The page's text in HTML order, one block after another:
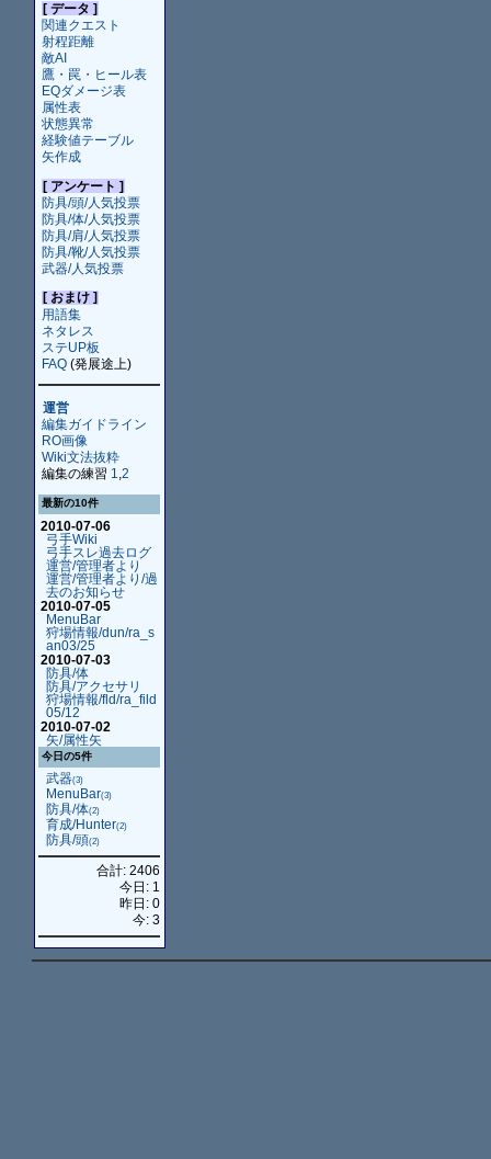
[ データ ]
関連クエスト
射程距離
敵AI
鷹・罠・ヒール表
EQダメージ表
属性表
状態異常
経験値テーブル
矢作成
[ アンケート ]
防具/頭/人気投票
防具/体/人気投票
防具/肩/人気投票
防具/靴/人気投票
武器/人気投票
[ おまけ ]
用語集
ネタレス
ステUP板
FAQ(発展途上)
運営
編集ガイドライン
RO画像
Wiki文法抜粋
編集の練習 1 2
最新の10件
2010-07-06
弓手Wiki
弓手スレ過去ログ
運営/管理者より
運営/管理者より/過
去のお知らせ
2010-07-05
MenuBar
狩場情報/dun/ra_s
an03/25
2010-07-03
防具/体
防具/アクセサリ
狩場情報/fld/ra_fild
05/12
2010-07-02
矢/属性矢
今日の5件
武器(3)
MenuBar(3)
防具/体(2)
育成/Hunter(2)
防具/頭(2)
合計: 2406
今日: 1
昨日: 0
今: 3